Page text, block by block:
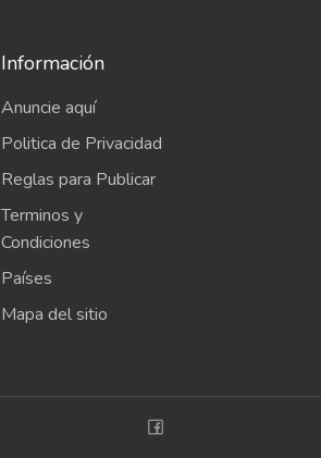
Información
Anuncie aquí
Politica de Privacidad
Reglas para Publicar
Terminos y
Condiciones
Países
Mapa del sitio